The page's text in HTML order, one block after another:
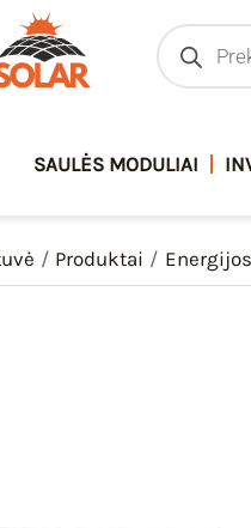
Products
search
SAULĖS MODULIAI
Produktai